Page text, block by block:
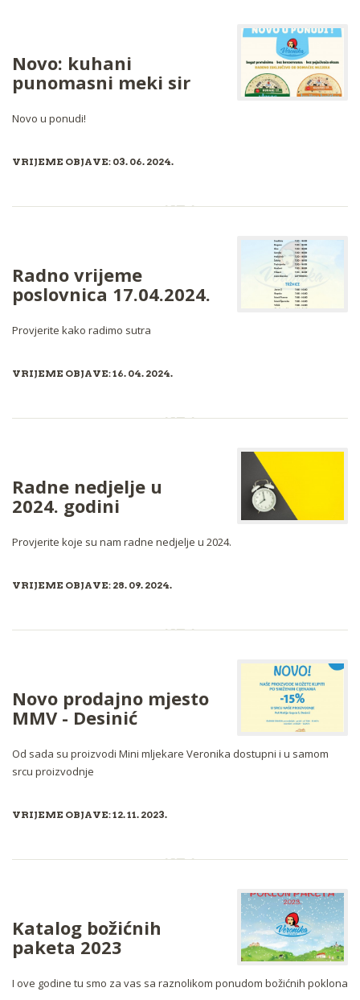
Novo: kuhani
punomasni meki sir
Novo u ponudi!
VRIJEME OBJAVE: 03. 06. 2024.
Radno vrijeme
poslovnica 17.04.2024.
Provjerite kako radimo sutra
VRIJEME OBJAVE: 16. 04. 2024.
Radne nedjelje u
2024. godini
Provjerite koje su nam radne nedjelje u 2024.
VRIJEME OBJAVE: 28. 09. 2024.
Novo prodajno mjesto
MMV - Desinić
Od sada su proizvodi Mini mljekare Veronika dostupni i u samom
srcu proizvodnje
VRIJEME OBJAVE: 12. 11. 2023.
Katalog božićnih
paketa 2023
I ove godine tu smo za vas sa raznolikom ponudom božićnih poklona